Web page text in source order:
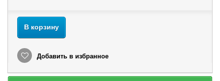
В корзину
Добавить в избранное